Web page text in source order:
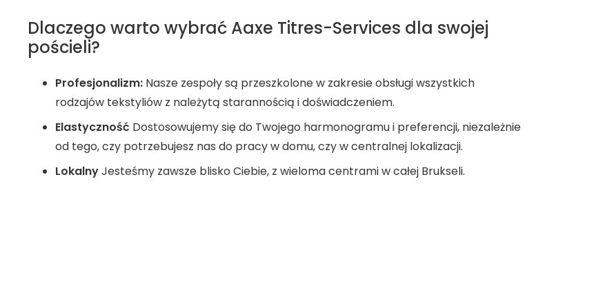
Dlaczego warto wybrać Aaxe Titres-Services dla swojej
pościeli?
Profesjonalizm: Nasze zespoły są przeszkolone w zakresie obsługi wszystkich
rodzajów tekstyliów z należytą starannością i doświadczeniem.
Elastyczność Dostosowujemy się do Twojego harmonogramu i preferencji, niezależnie
od tego, czy potrzebujesz nas do pracy w domu, czy w centralnej lokalizacji.
LokalnyJesteśmy zawsze blisko Ciebie, z wieloma centrami w całej Brukseli.